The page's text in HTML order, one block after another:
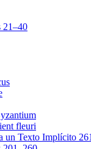
21–40
fleuri
un Texto Implícito